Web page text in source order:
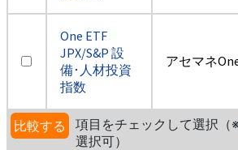
One ETF
JPX/S&P 設
備･人材投資
指数
アセマネ
比較する
項目をチェックして選択（
選択可）